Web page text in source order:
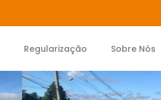
Regularização Sobre Nós